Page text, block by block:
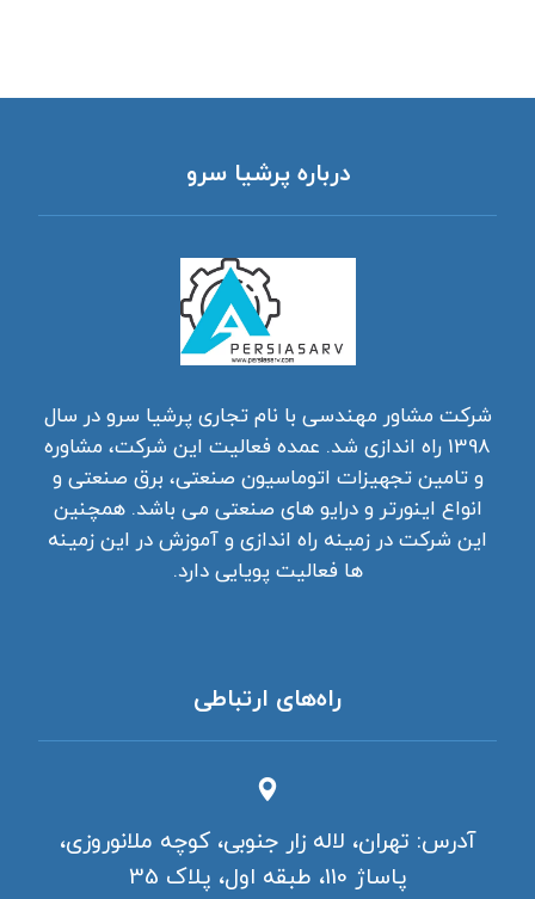
درباره پرشیا سرو
شرکت مشاور مهندسی با نام تجاری پرشیا سرو در سال
1398 راه اندازی شد. عمده فعالیت این شرکت، مشاوره
و تامین تجهیزات اتوماسیون صنعتی، برق صنعتی و
انواع اینورتر و درایو های صنعتی می باشد. همچنین
این شرکت در زمینه راه اندازی و آموزش در این زمینه
ها فعالیت پویایی دارد.
راه‌های ارتباطی
آدرس: تهران، لاله زار جنوبی، کوچه ملانوروزی،
پاساژ 110، طبقه اول، پلاک 35